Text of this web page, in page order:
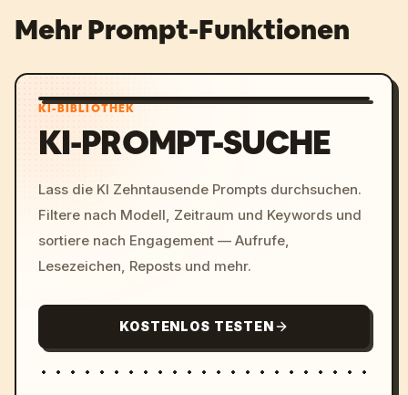
Mehr Prompt-Funktionen
KI-BIBLIOTHEK
KI-PROMPT-SUCHE
Lass die KI Zehntausende Prompts durchsuchen.
Filtere nach Modell, Zeitraum und Keywords und
sortiere nach Engagement — Aufrufe,
Lesezeichen, Reposts und mehr.
KOSTENLOS TESTEN